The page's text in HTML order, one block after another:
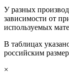
У разных
зависимости от
используемых
В таблицах
российским
×